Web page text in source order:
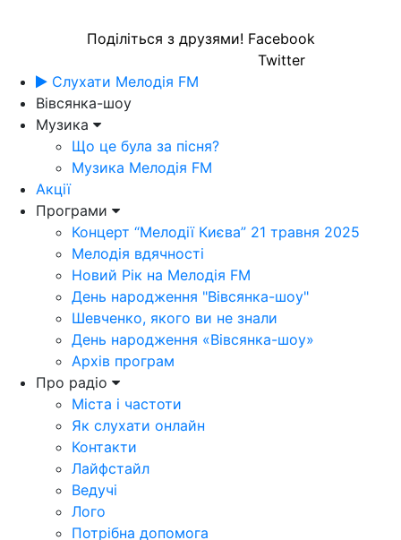
Поділіться з друзями! Facebook
Twitter
Слухати Мелодія FM
Вівсянка-шоу
Музика
Що це була за пісня?
Музика Мелодія FM
Акції
Програми
Концерт “Мелодії Києва” 21 травня 2025
Мелодія вдячності
Новий Рік на Мелодія FM
День народження "Вівсянка-шоу"
Шевченко, якого ви не знали
День народження «Вівсянка-шоу»
Архів програм
Про радіо
Міста і частоти
Як слухати онлайн
Контакти
Лайфстайл
Ведучі
Лого
Потрібна допомога